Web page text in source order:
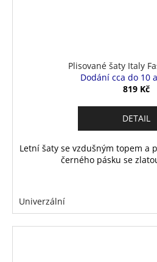
Plisované šaty Italy
Dodání cca do 10
819 Kč
DETAIL
Letní šaty se vzdušným topem a
černého pásku se
Univerzální